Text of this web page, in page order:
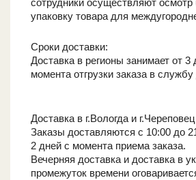
сотрудники осуществляют
упаковку товара для
Сроки доставки:
Доставка в регионы занимает от 3
момента отгрузки заказа в службу
Доставка в г.Вологда и г.Череповец
Заказы доставляются с 10:00 до
2 дней с момента приема заказа.
Вечерняя доставка и доставка в
промежуток времени